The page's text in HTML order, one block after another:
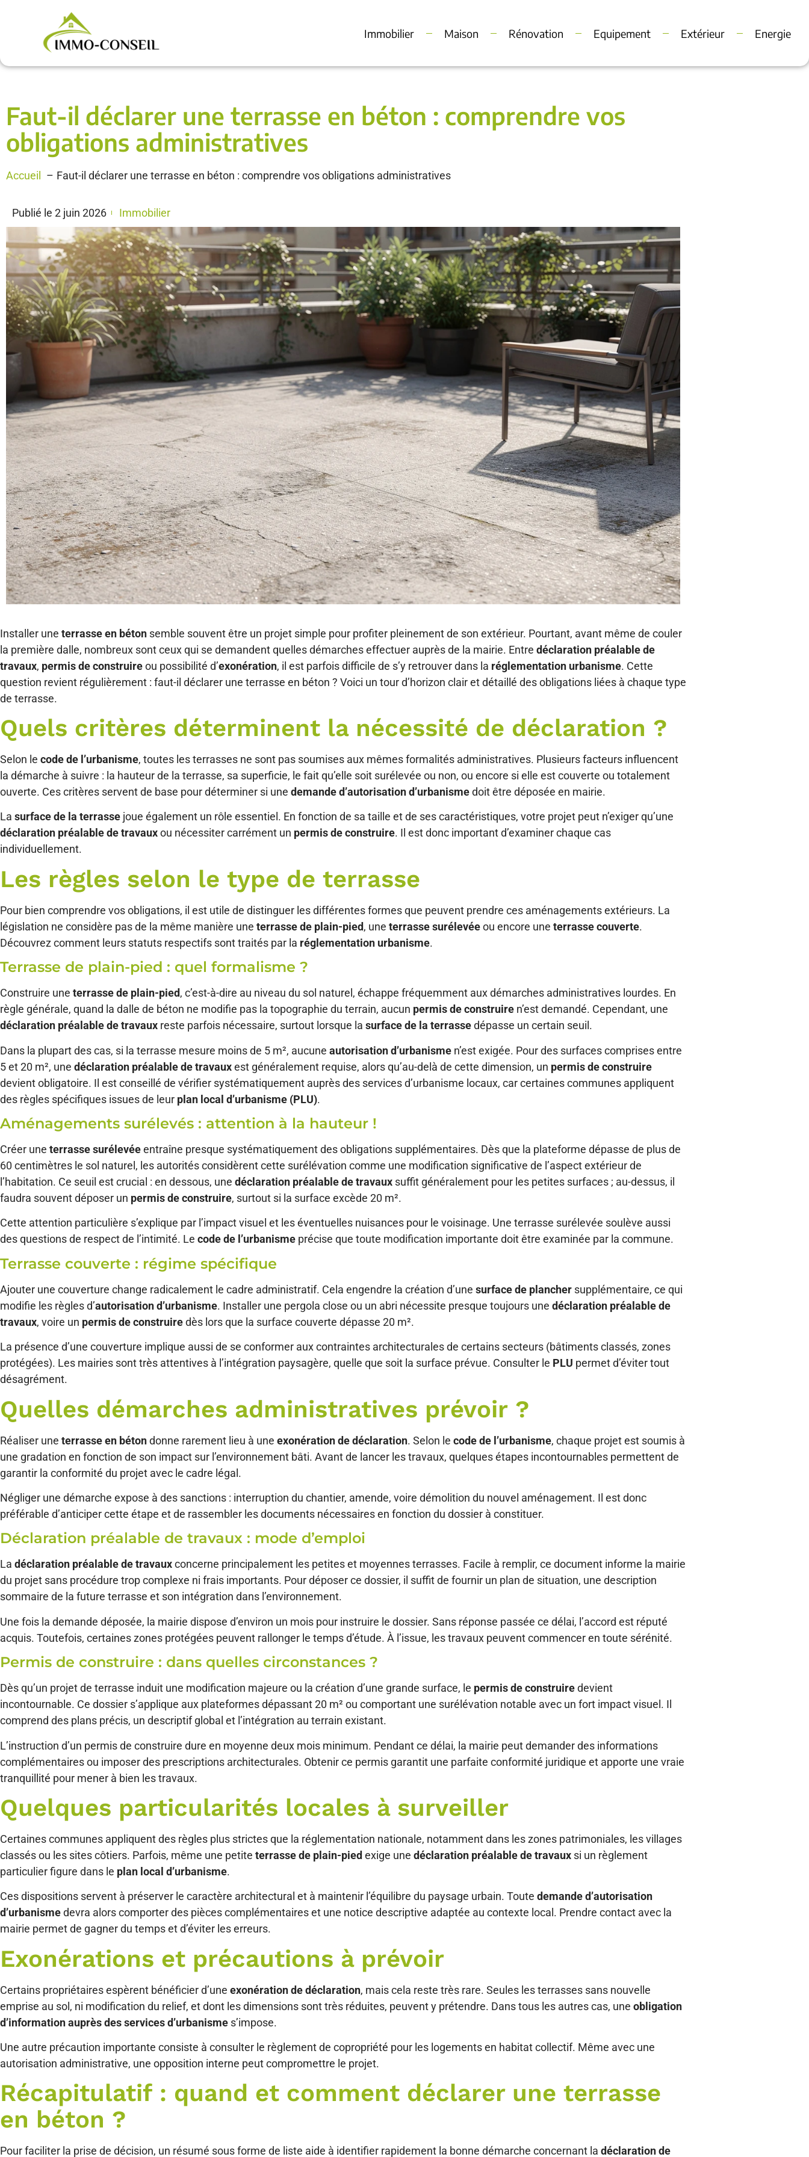
Immobilier Maison Rénovation Equipement Extérieur Energie
Faut-il déclarer une terrasse en béton : comprendre vos
obligations administratives
Accueil Faut-il déclarer une terrasse en béton : comprendre vos obligations administratives
Publié le 2 juin 2026 Immobilier
Installer une terrasse en béton semble souvent être un projet simple pour profiter pleinement de son extérieur. Pourtant, avant même de couler
la première dalle, nombreux sont ceux qui se demandent quelles démarches effectuer auprès de la mairie. Entre déclaration préalable de
travaux, permis de construireou possibilité d’exonération, il est parfois difficile de s’y retrouver dans la réglementation urbanisme. Cette
question revient régulièrement : faut-il déclarer une terrasse en béton ? Voici un tour d’horizon clair et détaillé des obligations liées à chaque type
de terrasse.
Quels critères déterminent la nécessité de déclaration ?
Selon le code de l’urbanisme, toutes les terrasses ne sont pas soumises aux mêmes formalités administratives. Plusieurs facteurs influencent
la démarche à suivre : la hauteur de la terrasse, sa superficie, le fait qu’elle soit surélevée ou non, ou encore si elle est couverte ou totalement
ouverte. Ces critères servent de base pour déterminer si une demande d’autorisation d’urbanismedoit être déposée en mairie.
La surface de la terrasse joue également un rôle essentiel. En fonction de sa taille et de ses caractéristiques, votre projet peut n’exiger qu’une
déclaration préalable de travauxou nécessiter carrément un permis de construire. Il est donc important d’examiner chaque cas
individuellement.
Les règles selon le type de terrasse
Pour bien comprendre vos obligations, il est utile de distinguer les différentes formes que peuvent prendre ces aménagements extérieurs. La
législation ne considère pas de la même manière une terrasse de plain-pied, une terrasse surélevéeou encore une terrasse couverte.
Découvrez comment leurs statuts respectifs sont traités par la réglementation urbanisme.
Terrasse de plain-pied : quel formalisme ?
Construire une terrasse de plain-pied, c’est-à-dire au niveau du sol naturel, échappe fréquemment aux démarches administratives lourdes. En
règle générale, quand la dalle de béton ne modifie pas la topographie du terrain, aucun permis de construire n’est demandé. Cependant, une
déclaration préalable de travaux reste parfois nécessaire, surtout lorsque la surface de la terrassedépasse un certain seuil.
Dans la plupart des cas, si la terrasse mesure moins de 5 m², aucune autorisation d’urbanisme n’est exigée. Pour des surfaces comprises entre
5 et 20 m², une déclaration préalable de travauxest généralement requise, alors qu’au-delà de cette dimension, un permis de construire
devient obligatoire. Il est conseillé de vérifier systématiquement auprès des services d’urbanisme locaux, car certaines communes appliquent
des règles spécifiques issues de leur plan local d’urbanisme (PLU).
Aménagements surélevés : attention à la hauteur !
Créer une terrasse surélevéeentraîne presque systématiquement des obligations supplémentaires. Dès que la plateforme dépasse de plus de
60 centimètres le sol naturel, les autorités considèrent cette surélévation comme une modification significative de l’aspect extérieur de
l’habitation. Ce seuil est crucial : en dessous, une déclaration préalable de travaux suffit généralement pour les petites surfaces ; au-dessus, il
faudra souvent déposer un permis de construire, surtout si la surface excède 20 m².
Cette attention particulière s’explique par l’impact visuel et les éventuelles nuisances pour le voisinage. Une terrasse surélevée soulève aussi
des questions de respect de l’intimité. Le code de l’urbanisme précise que toute modification importante doit être examinée par la commune.
Terrasse couverte : régime spécifique
Ajouter une couverture change radicalement le cadre administratif. Cela engendre la création d’une surface de plancher supplémentaire, ce qui
modifie les règles d’autorisation d’urbanisme. Installer une pergola close ou un abri nécessite presque toujours une déclaration préalable de
travaux, voire un permis de construiredès lors que la surface couverte dépasse 20 m².
La présence d’une couverture implique aussi de se conformer aux contraintes architecturales de certains secteurs (bâtiments classés, zones
protégées). Les mairies sont très attentives à l’intégration paysagère, quelle que soit la surface prévue. Consulter le PLU permet d’éviter tout
désagrément.
Quelles démarches administratives prévoir ?
Réaliser une terrasse en bétondonne rarement lieu à une exonération de déclaration. Selon le code de l’urbanisme, chaque projet est soumis à
une gradation en fonction de son impact sur l’environnement bâti. Avant de lancer les travaux, quelques étapes incontournables permettent de
garantir la conformité du projet avec le cadre légal.
Négliger une démarche expose à des sanctions : interruption du chantier, amende, voire démolition du nouvel aménagement. Il est donc
préférable d’anticiper cette étape et de rassembler les documents nécessaires en fonction du dossier à constituer.
Déclaration préalable de travaux : mode d’emploi
La déclaration préalable de travauxconcerne principalement les petites et moyennes terrasses. Facile à remplir, ce document informe la mairie
du projet sans procédure trop complexe ni frais importants. Pour déposer ce dossier, il suffit de fournir un plan de situation, une description
sommaire de la future terrasse et son intégration dans l’environnement.
Une fois la demande déposée, la mairie dispose d’environ un mois pour instruire le dossier. Sans réponse passée ce délai, l’accord est réputé
acquis. Toutefois, certaines zones protégées peuvent rallonger le temps d’étude. À l’issue, les travaux peuvent commencer en toute sérénité.
Permis de construire : dans quelles circonstances ?
Dès qu’un projet de terrasse induit une modification majeure ou la création d’une grande surface, le permis de construiredevient
incontournable. Ce dossier s’applique aux plateformes dépassant 20 m² ou comportant une surélévation notable avec un fort impact visuel. Il
comprend des plans précis, un descriptif global et l’intégration au terrain existant.
L’instruction d’un permis de construire dure en moyenne deux mois minimum. Pendant ce délai, la mairie peut demander des informations
complémentaires ou imposer des prescriptions architecturales. Obtenir ce permis garantit une parfaite conformité juridique et apporte une vraie
tranquillité pour mener à bien les travaux.
Quelques particularités locales à surveiller
Certaines communes appliquent des règles plus strictes que la réglementation nationale, notamment dans les zones patrimoniales, les villages
classés ou les sites côtiers. Parfois, même une petite terrasse de plain-pied exige une déclaration préalable de travaux si un règlement
particulier figure dans le plan local d’urbanisme.
Ces dispositions servent à préserver le caractère architectural et à maintenir l’équilibre du paysage urbain. Toute demande d’autorisation
d’urbanismedevra alors comporter des pièces complémentaires et une notice descriptive adaptée au contexte local. Prendre contact avec la
mairie permet de gagner du temps et d’éviter les erreurs.
Exonérations et précautions à prévoir
Certains propriétaires espèrent bénéficier d’une exonération de déclaration, mais cela reste très rare. Seules les terrasses sans nouvelle
emprise au sol, ni modification du relief, et dont les dimensions sont très réduites, peuvent y prétendre. Dans tous les autres cas, une obligation
d’information auprès des services d’urbanisme s’impose.
Une autre précaution importante consiste à consulter le règlement de copropriété pour les logements en habitat collectif. Même avec une
autorisation administrative, une opposition interne peut compromettre le projet.
Récapitulatif : quand et comment déclarer une terrasse
en béton ?
Pour faciliter la prise de décision, un résumé sous forme de liste aide à identifier rapidement la bonne démarche concernant la déclaration de